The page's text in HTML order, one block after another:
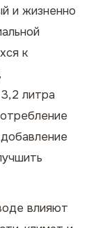
и жизненно
к
литра
влияют